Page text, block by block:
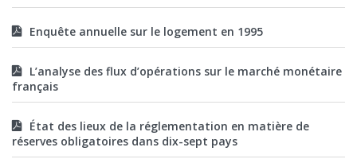
Enquête annuelle sur le logement en 1995
L’analyse des flux d’opérations sur le marché monétaire
français
État des lieux de la réglementation en matière de
réserves obligatoires dans dix-sept pays